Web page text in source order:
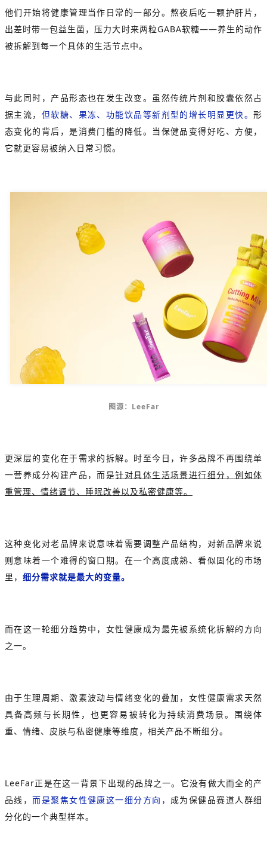
他们开始将健康管理当作日常的一部分。熬夜后吃一颗护肝片，
出差时带一包益生菌，压力大时来两粒GABA软糖——养生的动作
被拆解到每一个具体的生活节点中。
与此同时，产品形态也在发生改变。虽然传统片剂和胶囊依然占
据主流， 但软糖、果冻、功能饮品等新剂型的增长明显更快。形
态变化的背后，是消费门槛的降低。当保健品变得好吃、方便，
它就更容易被纳入日常习惯。
图源：LeeFar
更深层的变化在于需求的拆解。时至今日，许多品牌不再围绕单
一营养成分构建产品，而是针对具体生活场景进行细分，例如体
重管理、情绪调节、睡眠改善以及私密健康等。
这种变化对老品牌来说意味着需要调整产品结构，对新品牌来说
则意味着一个难得的窗口期。在一个高度成熟、看似固化的市场
里， 细分需求就是最大的变量。
而在这一轮细分趋势中，女性健康成为最先被系统化拆解的方向
之一。
由于生理周期、激素波动与情绪变化的叠加，女性健康需求天然
具备高频与长期性，也更容易被转化为持续消费场景。围绕体
重、情绪、皮肤与私密健康等维度，相关产品不断细分。
LeeFar正是在这一背景下出现的品牌之一。它没有做大而全的产
品线，而是聚焦女性健康这一细分方向， 成为保健品赛道人群细
分化的一个典型样本。